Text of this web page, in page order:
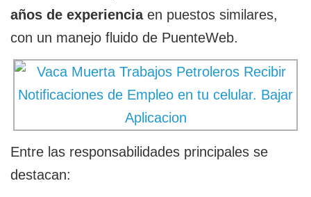
años de experienciaen puestos similares,
con un manejo fluido de PuenteWeb.
Entre las responsabilidades principales se
destacan: